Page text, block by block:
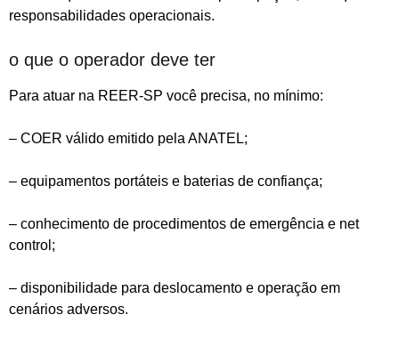
responsabilidades operacionais.
o que o operador deve ter
Para atuar na REER-SP você precisa, no mínimo:
– COER válido emitido pela ANATEL;
– equipamentos portáteis e baterias de confiança;
– conhecimento de procedimentos de emergência e net
control;
– disponibilidade para deslocamento e operação em
cenários adversos.